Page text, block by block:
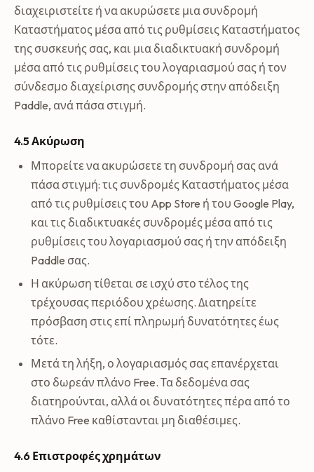
διαχειριστείτε ή να ακυρώσετε μια συνδρομή
Καταστήματος μέσα από τις ρυθμίσεις Καταστήματος
της συσκευής σας, και μια διαδικτυακή συνδρομή
μέσα από τις ρυθμίσεις του λογαριασμού σας ή τον
σύνδεσμο διαχείρισης συνδρομής στην απόδειξη
Paddle, ανά πάσα στιγμή.
4.5 Ακύρωση
Μπορείτε να ακυρώσετε τη συνδρομή σας ανά
πάσα στιγμή: τις συνδρομές Καταστήματος μέσα
από τις ρυθμίσεις του App Store ή του Google Play,
και τις διαδικτυακές συνδρομές μέσα από τις
ρυθμίσεις του λογαριασμού σας ή την απόδειξη
Paddle σας.
Η ακύρωση τίθεται σε ισχύ στο τέλος της
τρέχουσας περιόδου χρέωσης. Διατηρείτε
πρόσβαση στις επί πληρωμή δυνατότητες έως
τότε.
Μετά τη λήξη, ο λογαριασμός σας επανέρχεται
στο δωρεάν πλάνο Free. Τα δεδομένα σας
διατηρούνται, αλλά οι δυνατότητες πέρα από το
πλάνο Free καθίστανται μη διαθέσιμες.
4.6 Επιστροφές χρημάτων